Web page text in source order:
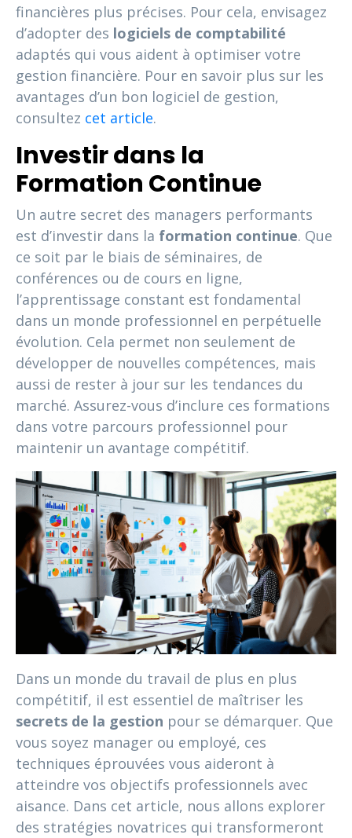
financières plus précises. Pour cela, envisagez
d’adopter des logiciels de comptabilité
adaptés qui vous aident à optimiser votre
gestion financière. Pour en savoir plus sur les
avantages d’un bon logiciel de gestion,
consultez cet article.
Investir dans la
Formation Continue
Un autre secret des managers performants
est d’investir dans la formation continue. Que
ce soit par le biais de séminaires, de
conférences ou de cours en ligne,
l’apprentissage constant est fondamental
dans un monde professionnel en perpétuelle
évolution. Cela permet non seulement de
développer de nouvelles compétences, mais
aussi de rester à jour sur les tendances du
marché. Assurez-vous d’inclure ces formations
dans votre parcours professionnel pour
maintenir un avantage compétitif.
Dans un monde du travail de plus en plus
compétitif, il est essentiel de maîtriser les
secrets de la gestion pour se démarquer. Que
vous soyez manager ou employé, ces
techniques éprouvées vous aideront à
atteindre vos objectifs professionnels avec
aisance. Dans cet article, nous allons explorer
des stratégies novatrices qui transformeront